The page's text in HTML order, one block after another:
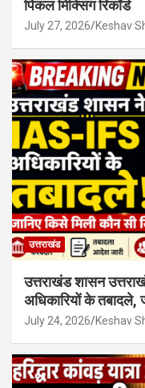
पिकल मिक्सिंग रिकॉर्ड
July 27, 2026 Keshav
उत्तराखंड
उत्तराखंड शासन
अधिकारियों के तबादले,
July 24, 2026 Keshav